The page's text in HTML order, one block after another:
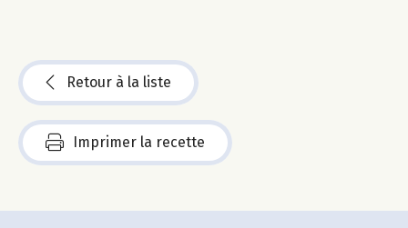
Retour à la liste
Imprimer la recette